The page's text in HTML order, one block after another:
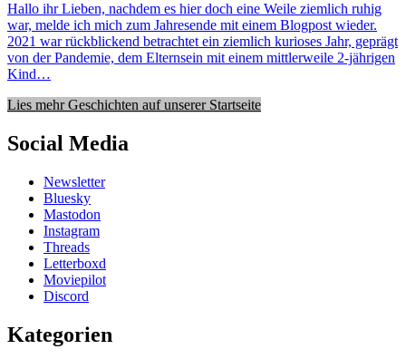
Hallo ihr Lieben, nachdem es hier doch eine Weile ziemlich ruhig
war, melde ich mich zum Jahresende mit einem Blogpost wieder.
2021 war rückblickend betrachtet ein ziemlich kurioses Jahr, geprägt
von der Pandemie, dem Elternsein mit einem mittlerweile 2-jährigen
Kind…
Lies mehr Geschichten auf unserer Startseite
Social Media
Newsletter
Bluesky
Mastodon
Instagram
Threads
Letterboxd
Moviepilot
Discord
Kategorien